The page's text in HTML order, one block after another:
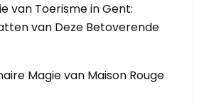
van Toerisme in Gent:
van Deze Betoverende
Magie van Maison Rouge